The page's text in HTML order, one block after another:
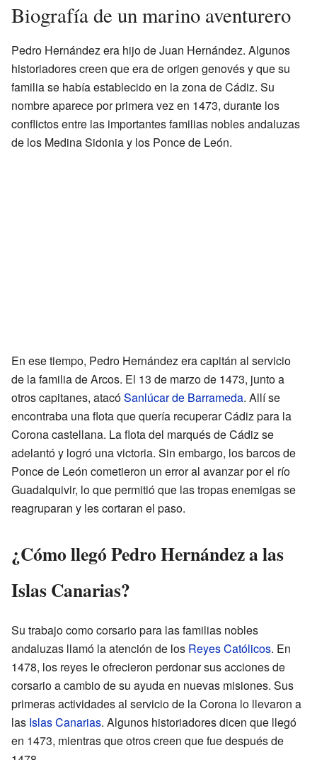
Biografía de un marino aventurero
Pedro Hernández era hijo de Juan Hernández. Algunos
historiadores creen que era de origen genovés y que su
familia se había establecido en la zona de Cádiz. Su
nombre aparece por primera vez en 1473, durante los
conflictos entre las importantes familias nobles andaluzas
de los Medina Sidonia y los Ponce de León.
En ese tiempo, Pedro Hernández era capitán al servicio
de la familia de Arcos. El 13 de marzo de 1473, junto a
otros capitanes, atacóSanlúcar de Barrameda. Allí se
encontraba una flota que quería recuperar Cádiz para la
Corona castellana. La flota del marqués de Cádiz se
adelantó y logró una victoria. Sin embargo, los barcos de
Ponce de León cometieron un error al avanzar por el río
Guadalquivir, lo que permitió que las tropas enemigas se
reagruparan y les cortaran el paso.
¿Cómo llegó Pedro Hernández a las
Islas Canarias?
Su trabajo como corsario para las familias nobles
andaluzas llamó la atención de los Reyes Católicos. En
1478, los reyes le ofrecieron perdonar sus acciones de
corsario a cambio de su ayuda en nuevas misiones. Sus
primeras actividades al servicio de la Corona lo llevaron a
las Islas Canarias. Algunos historiadores dicen que llegó
en 1473, mientras que otros creen que fue después de